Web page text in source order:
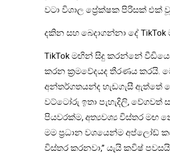
වටා විශාල ප්‍රේක්ෂක පිරිසක් එක්
දකින සහ බෙදාගන්නා දේ
TikTok මඟින් සිදු කරන්නේ
කරන ක්‍රමවේදයද තීරණය
අන්තර්ගතයන්ද හැඩගැසී ඇත්තේ
වට්ටෝරු ඉතා පැහැදිලි, වේගවත්
පියවරක්ම, අත්‍යවශ්‍ය විස්තර මඟ
මම ප්‍රධාන වශයෙන්ම අප්ලෝඩ්
විස්තර කරනවා,” යැයි කවිෂ්